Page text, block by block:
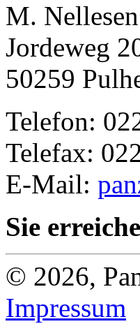
M. Nellesen
Jordeweg
50259
Telefon:
Telefax:
E-Mail:
Sie
© 2026,
Impressum